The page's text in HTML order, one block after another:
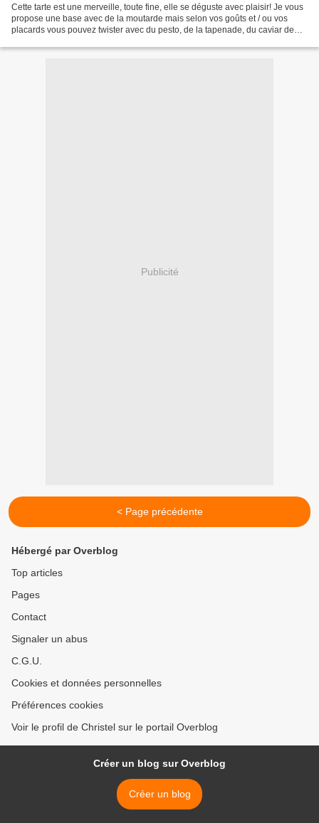
Cette tarte est une merveille, toute fine, elle se déguste avec plaisir! Je vous
propose une base avec de la moutarde mais selon vos goûts et / ou vos
placards vous pouvez twister avec du pesto, de la tapenade, du caviar de
Publicité
< Page précédente
Hébergé par Overblog
Top articles
Pages
Contact
Signaler un abus
C.G.U.
Cookies et données personnelles
Préférences cookies
Voir le profil de Christel sur le portail Overblog
Créer un blog sur Overblog
Créer un blog